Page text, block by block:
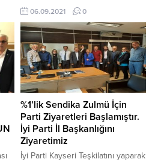
Eğitim Müdürümüz Sayın Ahmet
Sami DURGUN’u makamında
ziyaret ettik. Müdürümüze Yeni
görevinde başarılar dileriz.
06.09.2021 0
%1’lik Sendika Zulmü İçin
Parti Ziyaretleri Başlamıştır.
İyi Parti İl Başkanlığını
Ziyaretimiz
İyi Parti Kayseri Teşkilatını yaparak